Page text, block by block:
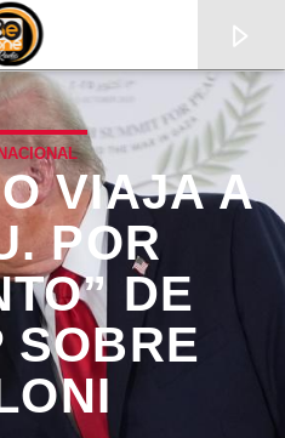
VIAJA A
POR
DE
SOBRE